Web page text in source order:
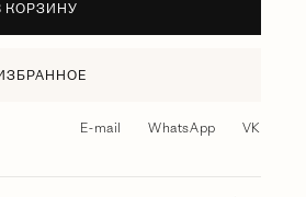
КОРЗИНУ
E-mail WhatsApp VK